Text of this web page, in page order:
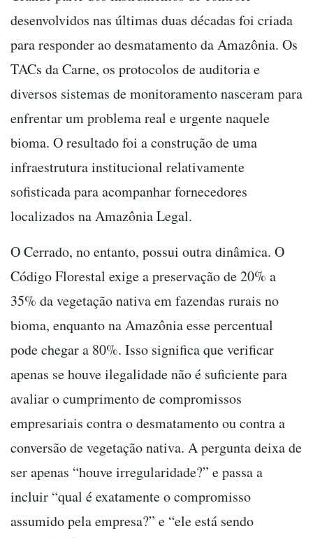
desenvolvidos nas últimas duas décadas foi criada
para responder ao desmatamento da Amazônia. Os
TACs da Carne, os protocolos de auditoria e
diversos sistemas de monitoramento nasceram para
enfrentar um problema real e urgente naquele
bioma. O resultado foi a construção de uma
infraestrutura institucional relativamente
sofisticada para acompanhar fornecedores
localizados na Amazônia Legal.
O Cerrado, no entanto, possui outra dinâmica. O
Código Florestal exige a preservação de 20% a
35% da vegetação nativa em fazendas rurais no
bioma, enquanto na Amazônia esse percentual
pode chegar a 80%. Isso significa que verificar
apenas se houve ilegalidade não é suficiente para
avaliar o cumprimento de compromissos
empresariais contra o desmatamento ou contra a
conversão de vegetação nativa. A pergunta deixa de
ser apenas “houve irregularidade?” e passa a
incluir “qual é exatamente o compromisso
assumido pela empresa?” e “ele está sendo